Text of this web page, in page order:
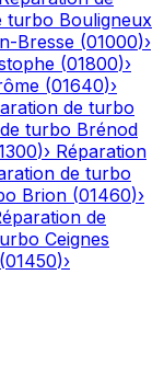
turbo Bouligneux
Bresse (01000)›
(01800)›
(01640)›
de turbo
turbo Brénod
)› Réparation
de turbo
Brion (01460)›
de
Ceignes
(01450)›